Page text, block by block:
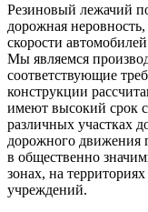
Резиновый лежачий
дорожная
скорости
Мы являемся
соответствующие
конструкции
имеют высокий срок
различных участках
дорожного движения
в общественно
зонах, на
учреждений.